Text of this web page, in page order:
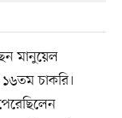
মানুয়েল
১৬তম চাকরি।